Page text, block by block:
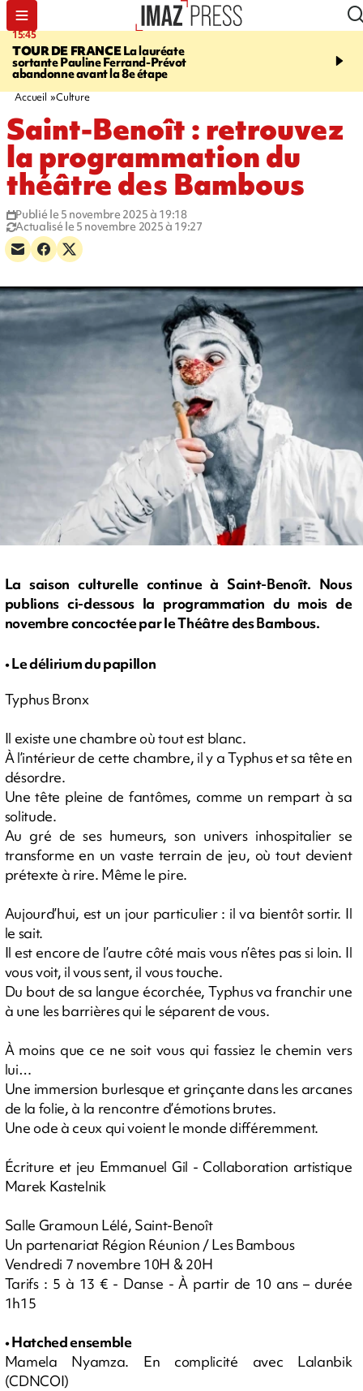
15:45
TOUR DE FRANCELa lauréate
sortante Pauline Ferrand-Prévot
abandonne avant la 8e étape
20:17
routière, concours de
Accueil Culture
Saint-Benoît : retrouvez
la programmation du
théâtre des Bambous
Publié le 5 novembre 2025 à 19:18
Actualisé le 5 novembre 2025 à 19:27
La saison culturelle continue à Saint-Benoît. Nous
publions ci-dessous la programmation du mois de
novembre concoctée par le Théâtre des Bambous.
• Le délirium du papillon
Typhus Bronx
Il existe une chambre où tout est blanc.
À l’intérieur de cette chambre, il y a Typhus et sa tête en
désordre.
Une tête pleine de fantômes, comme un rempart à sa
solitude.
Au gré de ses humeurs, son univers inhospitalier se
transforme en un vaste terrain de jeu, où tout devient
prétexte à rire. Même le pire.
Aujourd’hui, est un jour particulier : il va bientôt sortir. Il
le sait.
Il est encore de l’autre côté mais vous n’êtes pas si loin. Il
vous voit, il vous sent, il vous touche.
Du bout de sa langue écorchée, Typhus va franchir une
à une les barrières qui le séparent de vous.
À moins que ce ne soit vous qui fassiez le chemin vers
lui…
Une immersion burlesque et grinçante dans les arcanes
de la folie, à la rencontre d’émotions brutes.
Une ode à ceux qui voient le monde différemment.
Écriture et jeu Emmanuel Gil - Collaboration artistique
Marek Kastelnik
Salle Gramoun Lélé, Saint-Benoît
Un partenariat Région Réunion / Les Bambous
Vendredi 7 novembre 10H & 20H
Tarifs : 5 à 13 € - Danse - À partir de 10 ans – durée
1h15
• Hatched ensemble
Mamela Nyamza. En complicité avec Lalanbik
(CDNCOI)